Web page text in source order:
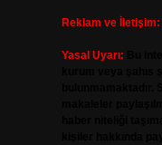
Reklam ve İletişim:
Yasal Uyarı: